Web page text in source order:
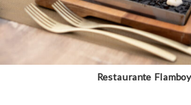
Restaurante